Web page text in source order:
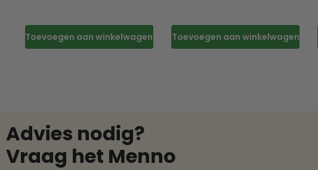
Toevoegen aan winkelwagen Toevoegen aan winkelwagen
Advies nodig?
Vraag het Menno